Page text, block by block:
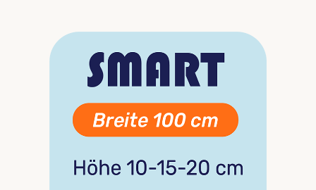
Bildergalerie überspringen
Mehr erfahren